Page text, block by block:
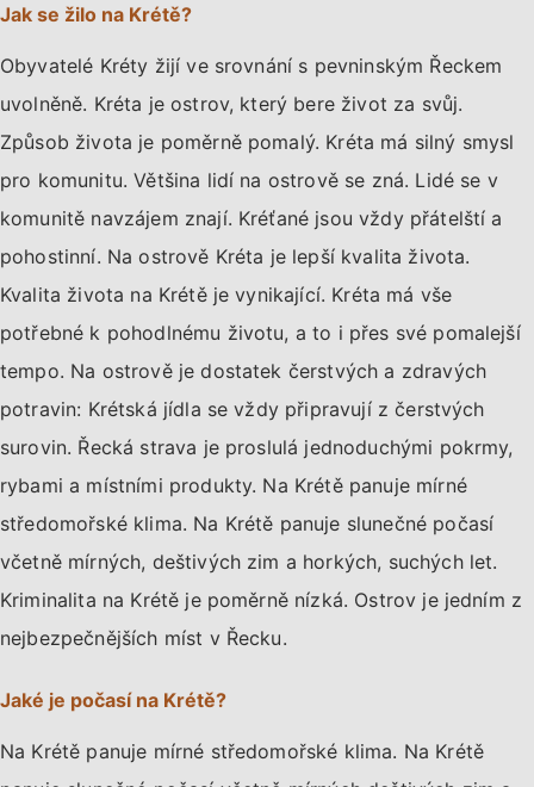
Jak se žilo na Krétě?
Obyvatelé Kréty žijí ve srovnání s pevninským Řeckem
uvolněně. Kréta je ostrov, který bere život za svůj.
Způsob života je poměrně pomalý. Kréta má silný smysl
pro komunitu. Většina lidí na ostrově se zná. Lidé se v
komunitě navzájem znají. Kréťané jsou vždy přátelští a
pohostinní. Na ostrově Kréta je lepší kvalita života.
Kvalita života na Krétě je vynikající. Kréta má vše
potřebné k pohodlnému životu, a to i přes své pomalejší
tempo. Na ostrově je dostatek čerstvých a zdravých
potravin: Krétská jídla se vždy připravují z čerstvých
surovin. Řecká strava je proslulá jednoduchými pokrmy,
rybami a místními produkty. Na Krétě panuje mírné
středomořské klima. Na Krétě panuje slunečné počasí
včetně mírných, deštivých zim a horkých, suchých let.
Kriminalita na Krétě je poměrně nízká. Ostrov je jedním z
nejbezpečnějších míst v Řecku.
Jaké je počasí na Krétě?
Na Krétě panuje mírné středomořské klima. Na Krétě